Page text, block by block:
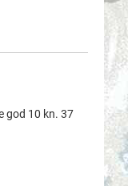
god 10 kn. 37